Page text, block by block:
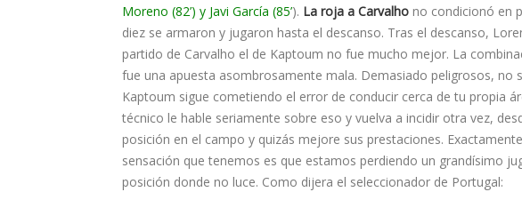
Moreno (82’) y Javi García (85’). La roja a Carvalho no condicionó en
diez se armaron y jugaron hasta el descanso. Tras el descanso,
partido de Carvalho el de Kaptoum no fue mucho mejor. La
fue una apuesta asombrosamente mala. Demasiado peligrosos, no
Kaptoum sigue cometiendo el error de conducir cerca de tu propia
técnico le hable seriamente sobre eso y vuelva a incidir otra vez,
posición en el campo y quizás mejore sus prestaciones.
sensación que tenemos es que estamos perdiendo un grandísimo
posición donde no luce. Como dijera el seleccionador de Portugal: